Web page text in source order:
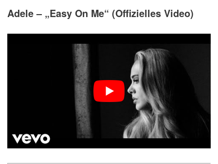
Adele – „Easy On Me“ (Offizielles Video)